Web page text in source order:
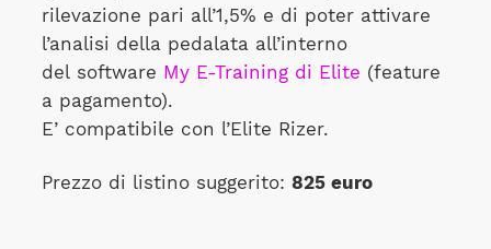
rilevazione pari all’1,5% e di poter attivare
l’analisi della pedalata all’interno
del software My E-Training di Elite (feature
a pagamento).
E’ compatibile con l’Elite Rizer.
Prezzo di listino suggerito: 825 euro